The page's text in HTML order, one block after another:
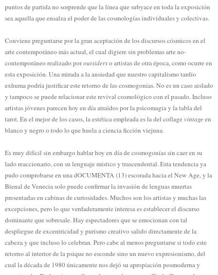
puntos de partida no sorprende que la línea que subyace en toda la exposición
sea aquella que ensalza el poder de las cosmologías individuales y colectivas.
Conviene preguntarse por la gran aceptación de los discursos cósmicos en el
arte contemporáneo más actual, el cual digiere sin problemas arte no-
contemporáneo realizado poroutsiderso artistas de otra época, como ocurre en
esta exposición. Una mirada a la ansiedad que nuestro capitalismo tardío
exhuma podría justificar este retorno de las cosmogonías. No es un caso aislado
y tampoco se puede relacionar este revival cosmológico con el pasado. Incluso
artistas jóvenes parecen hoy en día atraídos por la psicomagia y la tabla del
tarot. En el mejor de los casos, la estética empleada es la del collagevintageen
blanco y negro o todo lo que huela a ciencia ficción viejuna.
Es muy difícil sin embargo hablar hoy en día de cosmogonías sin caer en su
lado reaccionario, con su lenguaje místico y trascendental. Esta tendencia ya
pudo comprobarse en una dOCUMENTA (13) escorada hacia el New Age, y la
Bienal de Venecia solo puede confirmar la invasión de lenguas muertas
presentadas en cabinas de curiosidades. Muchos son los artistas y muchas las
excepciones, pero lo que verdaderamente interesa es establecer el discurso
dominante que sobresale. Hay espectadores que se emocionan con tal
despliegue de excentricidad y purismo creativo salido directamente de la
cabeza y que incluso lo celebran. Pero cabe al menos preguntarse si todo este
retorno al interior de la psique no esconde sino un nuevo expresionismo, del
cual la década de 1980 únicamente nos dejó su apropiación posmoderna y